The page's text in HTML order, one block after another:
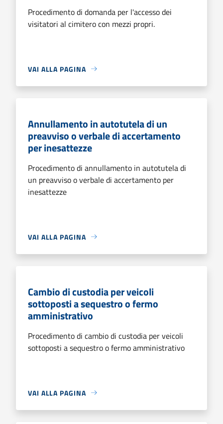
Procedimento di domanda per l'accesso dei
visitatori al cimitero con mezzi propri.
VAI ALLA PAGINA
Annullamento in autotutela di un
preavviso o verbale di accertamento
per inesattezze
Procedimento di annullamento in autotutela di
un preavviso o verbale di accertamento per
inesattezze
VAI ALLA PAGINA
Cambio di custodia per veicoli
sottoposti a sequestro o fermo
amministrativo
Procedimento di cambio di custodia per veicoli
sottoposti a sequestro o fermo amministrativo
VAI ALLA PAGINA